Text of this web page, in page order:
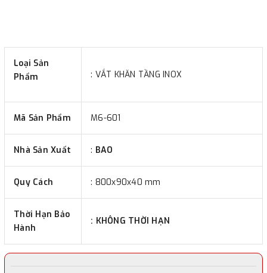
Loại Sản
Phẩm
: VẮT KHĂN TẦNG INOX
Mã Sản Phẩm M6-601
Nhà Sản Xuất : BAO
Quy Cách : 800x90x40 mm
Thời Hạn Bảo
Hành
: KHÔNG THỜI HẠN